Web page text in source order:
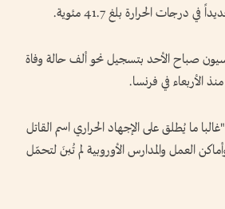
درجات الحرارة بلغ 41.7 مئوية.
صباح الأحد بتسجيل نحو ألف حالة وفاة
الأربعاء في فرنسا.
ما يُطلق على الإجهاد الحراري اسم القاتل
العمل والمدارس الأوروبية لم تُبنَ لتحمّل